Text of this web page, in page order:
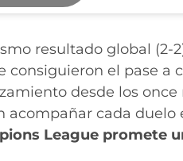
resultado global (2-
consiguieron el pase a
desde los once
acompañar cada duelo
League promete